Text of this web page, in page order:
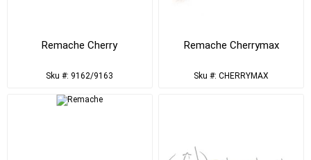
Remache Cherry
Sku #: 9162/9163
Remache Cherrymax
Sku #: CHERRYMAX